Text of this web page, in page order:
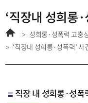
‘직장내 성희롱
홈 성희롱·성폭력 고충
‘직장내 성희롱·성폭력’ 사
직장 내 성희롱·성폭